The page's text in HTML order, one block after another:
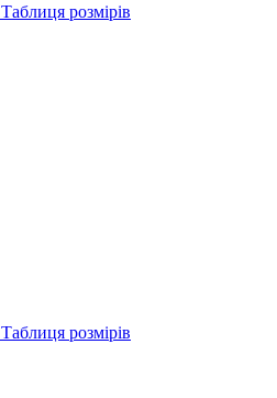
Таблиця розмірів
Таблиця розмірів